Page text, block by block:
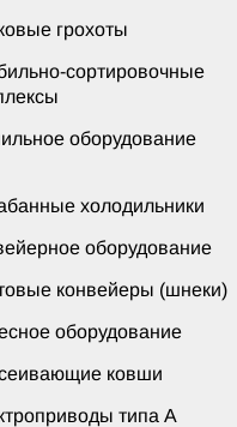
грохоты
сортировочные
оборудование
холодильники
оборудование
конвейеры (шнеки)
оборудование
ковши
типа А